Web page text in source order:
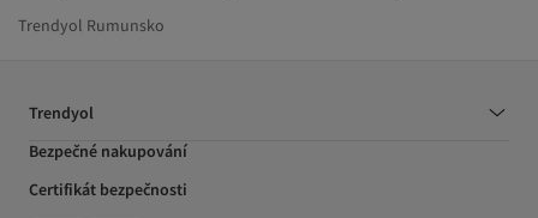
Trendyol Rumunsko
Trendyol
Bezpečné nakupování
Certifikát bezpečnosti